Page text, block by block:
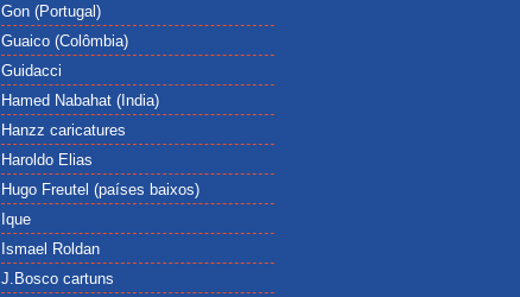
Gon (Portugal)
Guaico (Colômbia)
Guidacci
Hamed Nabahat (India)
Hanzz caricatures
Haroldo Elias
Hugo Freutel (países baixos)
Ique
Ismael Roldan
J.Bosco cartuns